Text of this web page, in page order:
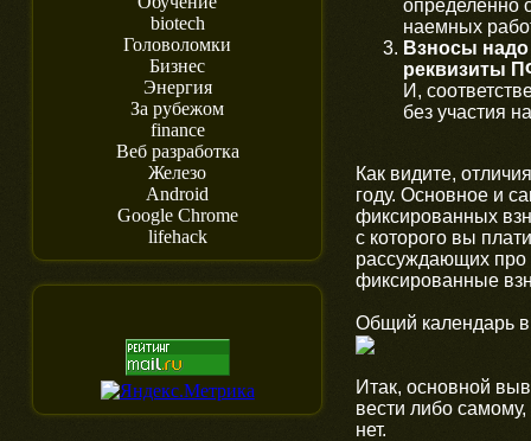
biotech
Головоломки
Бизнес
Энергия
За рубежом
finance
Веб разработка
Железо
Android
Google Chrome
lifehack
определенно
наемных
Взносы надо
реквизиты
И,
без участия
Как видите,
году. Основное и
фиксированных
с которого вы
рассуждающих про
фиксированные
Общий календарь
Итак, основной
вести либо
нет.